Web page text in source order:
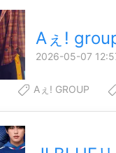
Aぇ!
2026-05-07
Aぇ! GROUP